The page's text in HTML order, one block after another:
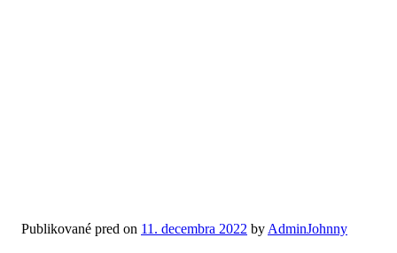
Publikované pred on 11. decembra 2022 by AdminJohnny